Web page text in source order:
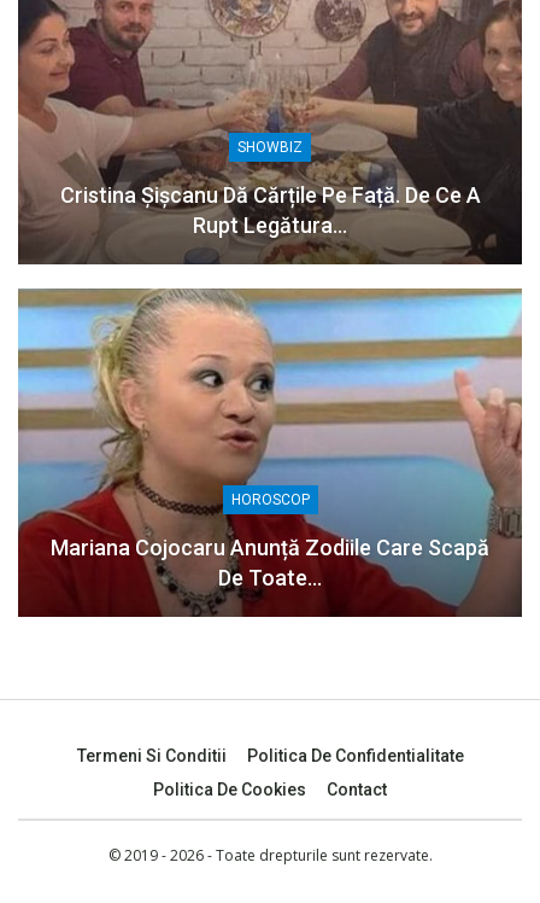
SHOWBIZ
Cristina Șișcanu Dă Cărțile Pe Față. De Ce A
Rupt Legătura…
HOROSCOP
Mariana Cojocaru Anunță Zodiile Care Scapă
De Toate…
Termeni Si Conditii
Politica De Confidentialitate
Politica De Cookies
Contact
© 2019 - 2026 - Toate drepturile sunt rezervate.